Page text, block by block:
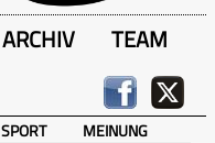
ARCHIV TEAM
SPORT MEINUNG